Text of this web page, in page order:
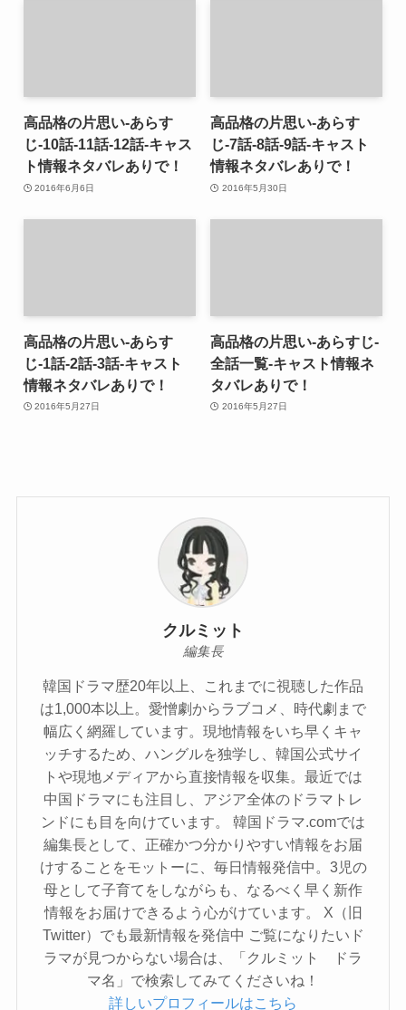
高品格の片思い-あらす
じ-10話-11話-12話-キャス
ト情報ネタバレありで！
2016年6月6日
高品格の片思い-あらす
じ-7話-8話-9話-キャスト
情報ネタバレありで！
2016年5月30日
高品格の片思い-あらす
じ-1話-2話-3話-キャスト
情報ネタバレありで！
2016年5月27日
高品格の片思い-あらすじ-
全話一覧-キャスト情報ネ
タバレありで！
2016年5月27日
クルミット
編集長
韓国ドラマ歴20年以上、これまでに視聴した作品
は1,000本以上。愛憎劇からラブコメ、時代劇まで
幅広く網羅しています。現地情報をいち早くキャ
ッチするため、ハングルを独学し、韓国公式サイ
トや現地メディアから直接情報を収集。最近では
中国ドラマにも注目し、アジア全体のドラマトレ
ンドにも目を向けています。 韓国ドラマ.comでは
編集長として、正確かつ分かりやすい情報をお届
けすることをモットーに、毎日情報発信中。3児の
母として子育てをしながらも、なるべく早く新作
情報をお届けできるよう心がけています。 X（旧
Twitter）でも最新情報を発信中 ご覧になりたいド
ラマが見つからない場合は、「クルミット ドラ
マ名」で検索してみてくださいね！
詳しいプロフィールはこちら